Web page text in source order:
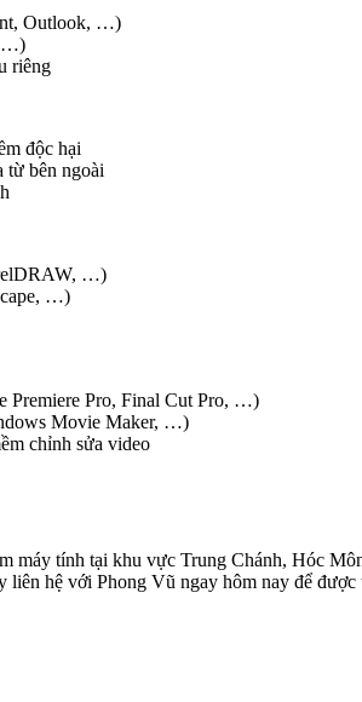
Outlook, …)
…)
riêng
độc hại
từ bên ngoài
…)
…)
Premiere Pro, Final Cut Pro, …)
Movie Maker, …)
chỉnh sửa video
máy tính tại khu vực Trung Chánh, Hóc
hệ với Phong Vũ ngay hôm nay để